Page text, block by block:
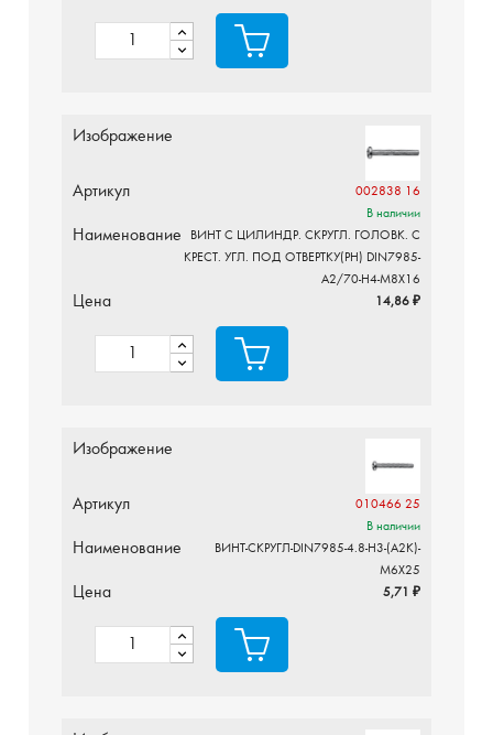
Изображение
Артикул
002838 16
В наличии
Наименование
ВИНТ С ЦИЛИНДР. СКРУГЛ. ГОЛОВК. С
КРЕСТ. УГЛ. ПОД ОТВЕРТКУ(PH) DIN7985-
A2/70-H4-M8X16
Цена 14,86 ₽
Изображение
Артикул
010466 25
В наличии
Наименование
ВИНТ-СКРУГЛ-DIN7985-4.8-H3-(A2K)-
M6X25
Цена 5,71 ₽